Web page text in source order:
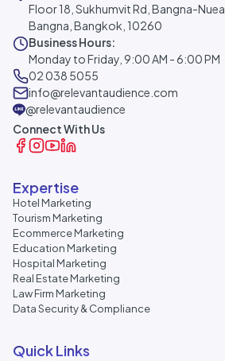
Floor 18, Sukhumvit Rd, Bangna-Nuea,
Bangna, Bangkok, 10260
Business Hours:
Monday to Friday, 9:00 AM - 6:00 PM
02 038 5055
info@relevantaudience.com
@relevantaudience
Connect With Us
Expertise
Hotel Marketing
Tourism Marketing
Ecommerce Marketing
Education Marketing
Hospital Marketing
Real Estate Marketing
Law Firm Marketing
Data Security & Compliance
Quick Links